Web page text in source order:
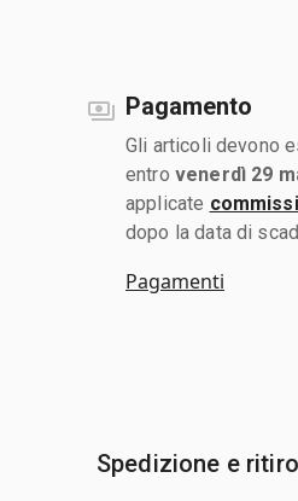
Pagamento
Gli articoli devono
entro venerdì 29
applicate
dopo la data di
Pagamenti
Spedizione e ritiro